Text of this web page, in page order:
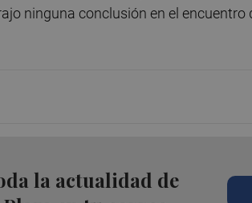
ninguna conclusión en el encuentro
la actualidad de